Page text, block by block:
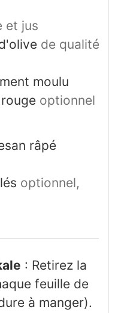
et jus
de qualité
moulu
optionnel
râpé
optionnel,
: Retirez la
feuille de
à manger).